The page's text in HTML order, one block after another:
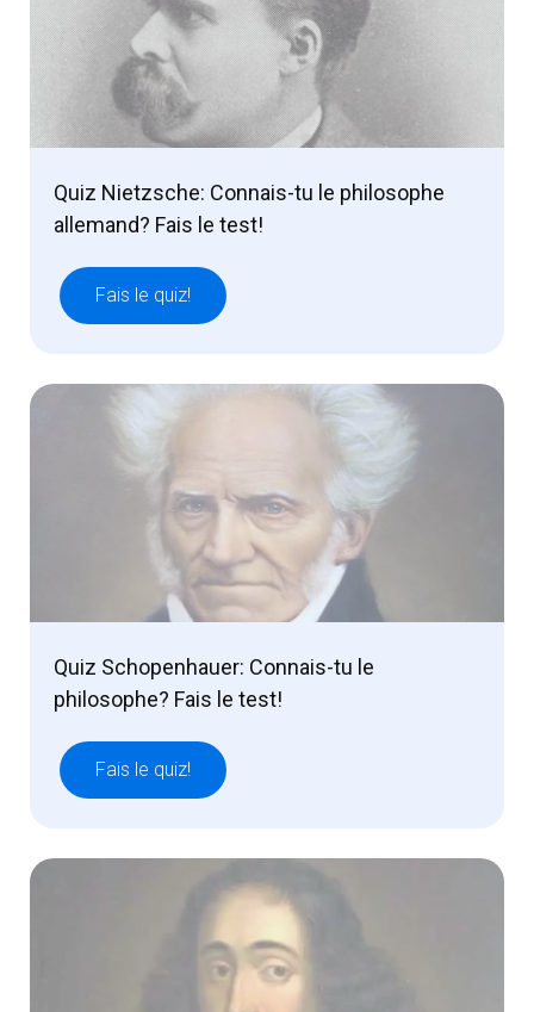
Quiz Nietzsche: Connais-tu le philosophe
allemand? Fais le test!
Fais le quiz!
Quiz Schopenhauer: Connais-tu le
philosophe? Fais le test!
Fais le quiz!